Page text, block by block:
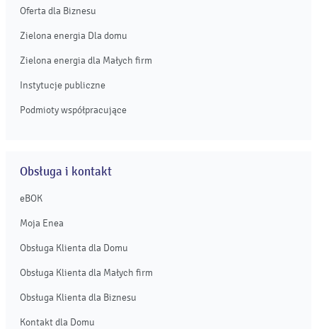
Oferta dla Biznesu
Zielona energia Dla domu
Zielona energia dla Małych firm
Instytucje publiczne
Podmioty współpracujące
Obsługa i kontakt
eBOK
Moja Enea
Obsługa Klienta dla Domu
Obsługa Klienta dla Małych firm
Obsługa Klienta dla Biznesu
Kontakt dla Domu